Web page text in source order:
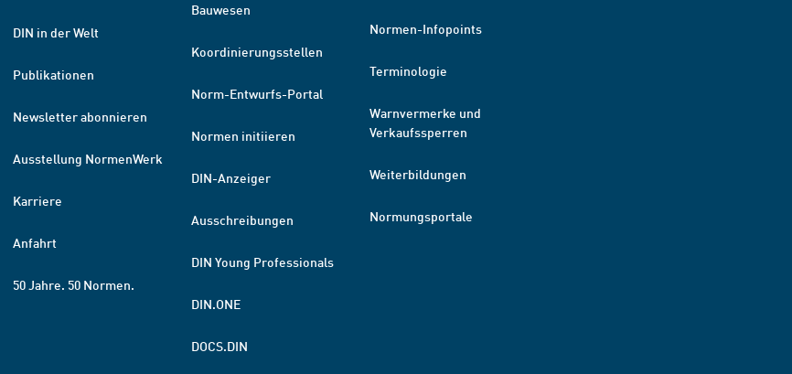
DIN in der Welt
Publikationen
Newsletter abonnieren
Ausstellung NormenWerk
Karriere
Anfahrt
50 Jahre. 50 Normen.
Bauwesen
Koordinierungsstellen
Norm-Entwurfs-Portal
Normen initiieren
DIN-Anzeiger
Ausschreibungen
DIN Young Professionals
DIN.ONE
DOCS.DIN
Normen-Infopoints
Terminologie
Warnvermerke und
Verkaufssperren
Weiterbildungen
Normungsportale